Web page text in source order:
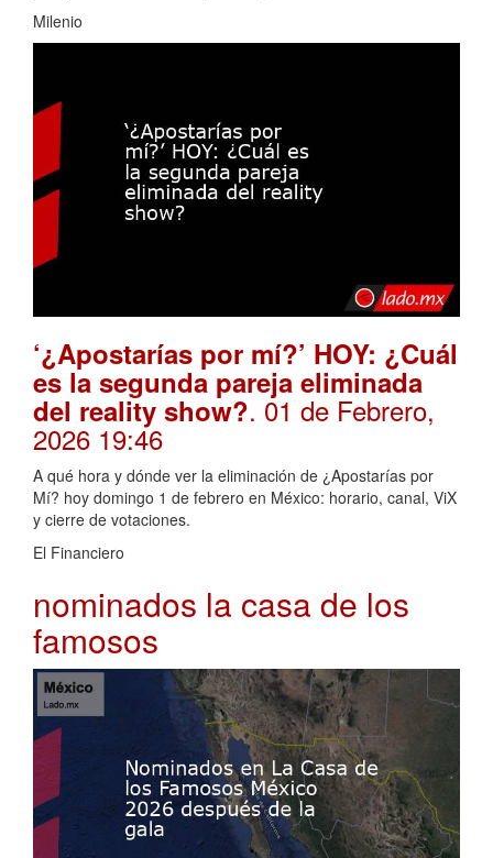
Milenio
‘¿Apostarías por mí?’ HOY: ¿Cuál
es la segunda pareja eliminada
del reality show?. 01 de Febrero,
2026 19:46
A qué hora y dónde ver la eliminación de ¿Apostarías por
Mí? hoy domingo 1 de febrero en México: horario, canal, ViX
y cierre de votaciones.
El Financiero
nominados la casa de los
famosos